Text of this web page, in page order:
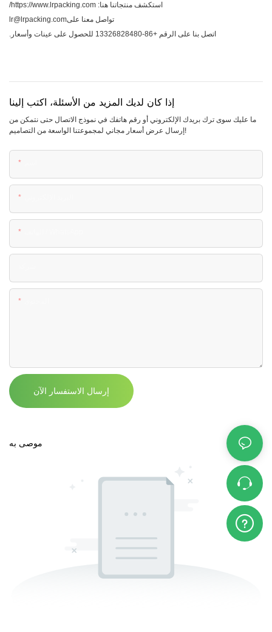
استكشف منتجاتنا هنا:
تواصل معنا علىlr@lrpacking.com
اتصل بنا على الرقم +86-13326828480 للحصول على عينات وأسعار.
إذا كان لديك المزيد من الأسئلة، اكتب إلينا
ما عليك سوى ترك بريدك الإلكتروني أو رقم هاتفك في نموذج الاتصال حتى نتمكن من
إرسال عرض أسعار مجاني لمجموعتنا الواسعة من التصاميم!
إرسال الاستفسار الآن
موصى به